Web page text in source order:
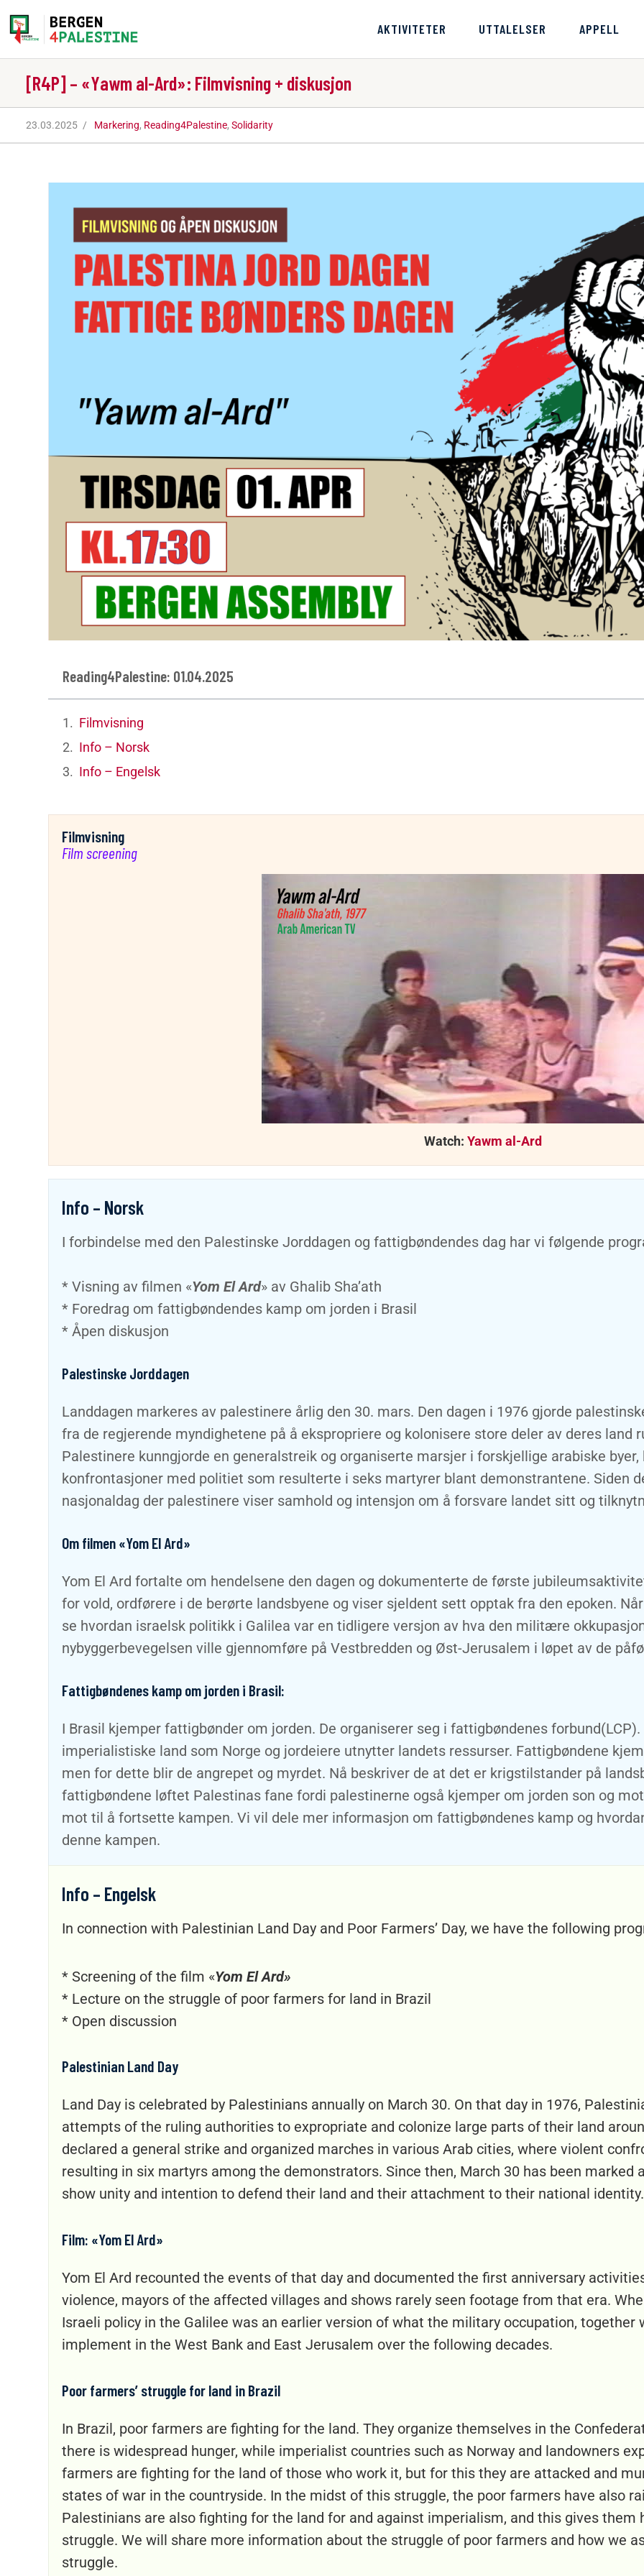
AKTIVITETER UTTALELSER APPELL
[R4P] – «Yawm al-Ard»: Filmvisning + diskusjon
23.03.2025 Markering, Reading4Palestine,Solidarity
Home
Aktiviteter
Bli med på laget!
Reading4Palestine: 01.04.2025
Filmvisning
Info – Norsk
Info – Engelsk
Filmvisning
Film screening
Watch: Yawm al-Ard
Info – Norsk
I forbindelse med den Palestinske Jorddagen og fattigbøndendes dag har vi følgende
* Visning av filmen «Yom El Ard» av Ghalib Sha’ath
* Foredrag om fattigbøndendes kamp om jorden i Brasil
* Åpen diskusjon
Palestinske Jorddagen
Landdagen markeres av palestinere årlig den 30. mars. Den dagen i 1976 gjorde
fra de regjerende myndighetene på å ekspropriere og kolonisere store deler av deres land
Palestinere kunngjorde en generalstreik og organiserte marsjer i forskjellige arabiske
konfrontasjoner med politiet som resulterte i seks martyrer blant demonstrantene. Siden
nasjonaldag der palestinere viser samhold og intensjon om å forsvare landet sitt og
Om filmen «Yom El Ard»
Yom El Ard fortalte om hendelsene den dagen og dokumenterte de første
for vold, ordførere i de berørte landsbyene og viser sjeldent sett opptak fra den epoken.
se hvordan israelsk politikk i Galilea var en tidligere versjon av hva den militære
nybyggerbevegelsen ville gjennomføre på Vestbredden og Øst-Jerusalem i løpet av de
Fattigbøndenes kamp om jorden i Brasil:
I Brasil kjemper fattigbønder om jorden. De organiserer seg i fattigbøndenes
imperialistiske land som Norge og jordeiere utnytter landets ressurser. Fattigbøndene
men for dette blir de angrepet og myrdet. Nå beskriver de at det er krigstilstander på
fattigbøndene løftet Palestinas fane fordi palestinerne også kjemper om jorden son og
mot til å fortsette kampen. Vi vil dele mer informasjon om fattigbøndenes kamp og
denne kampen.
Info – Engelsk
In connection with Palestinian Land Day and Poor Farmers’ Day, we have the following
* Screening of the film «Yom El Ard»
* Lecture on the struggle of poor farmers for land in Brazil
* Open discussion
Palestinian Land Day
Land Day is celebrated by Palestinians annually on March 30. On that day in 1976,
attempts of the ruling authorities to expropriate and colonize large parts of their land
declared a general strike and organized marches in various Arab cities, where violent
resulting in six martyrs among the demonstrators. Since then, March 30 has been marked
show unity and intention to defend their land and their attachment to their national identity.
Film: «Yom El Ard»
Yom El Ard recounted the events of that day and documented the first anniversary
violence, mayors of the affected villages and shows rarely seen footage from that era.
Israeli policy in the Galilee was an earlier version of what the military occupation,
implement in the West Bank and East Jerusalem over the following decades.
Poor farmers’ struggle for land in Brazil
In Brazil, poor farmers are fighting for the land. They organize themselves in the
there is widespread hunger, while imperialist countries such as Norway and landowners
farmers are fighting for the land of those who work it, but for this they are attacked and
states of war in the countryside. In the midst of this struggle, the poor farmers have also
Palestinians are also fighting for the land for and against imperialism, and this gives them
struggle. We will share more information about the struggle of poor farmers and how we
struggle.